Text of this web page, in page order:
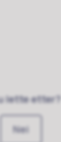
lette etter?
Nei